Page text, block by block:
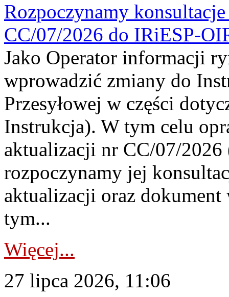
Rozpoczynamy
CC/07/2026 do IRiESP-
Jako Operator informacji
wprowadzić zmiany do
Przesyłowej w części
Instrukcja). W tym celu
aktualizacji nr CC/07/
rozpoczynamy jej
aktualizacji oraz
tym...
Więcej...
27 lipca 2026, 11:06